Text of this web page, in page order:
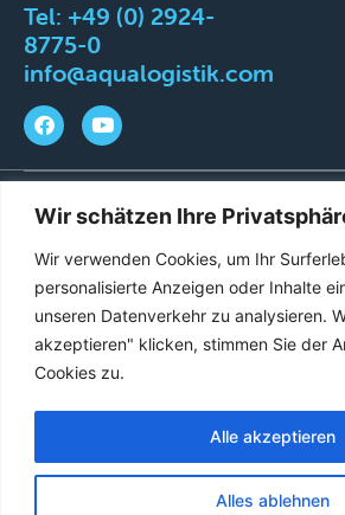
Wir schätzen Ihre
Wir verwenden Cookies, um Ihr
personalisierte Anzeigen oder Inhalte
unseren Datenverkehr zu analysieren.
akzeptieren" klicken, stimmen Sie der
Cookies zu.
Alles ablehnen
Alle akzeptieren
Tel: +49 (0) 2924-
8775-0
info@aqualogistik.com
©
Aqualogistik.
All
rights
reserved.
AGB Impressum Datenschutz